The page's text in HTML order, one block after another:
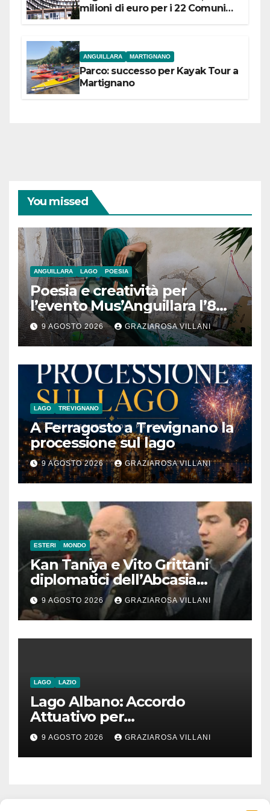
milioni di euro per i 22 Comuni
ANGUILLARA MARTIGNANO
Parco: successo per Kayak Tour a
Martignano
You missed
ANGUILLARA LAGO POESIA
Poesia e creatività per
l’evento Mus’Anguillara l’8
agosto 2026 al Museo
Contadino
9 AGOSTO 2026 GRAZIAROSA VILLANI
LAGO TREVIGNANO
A Ferragosto a Trevignano la
processione sul lago
9 AGOSTO 2026 GRAZIAROSA VILLANI
ESTERI MONDO
Kan Taniya e Vito Grittani
diplomatici dell’Abcasia
contro nota del governo
romeno. “Non si può invocare
la costruzione di ponti e allo
stesso tempo condannare
9 AGOSTO 2026 GRAZIAROSA VILLANI
LAGO LAZIO
Lago Albano: Accordo
Attuativo per
l’interconnessione
acquedottistica da 29,5
milioni di euro
9 AGOSTO 2026 GRAZIAROSA VILLANI